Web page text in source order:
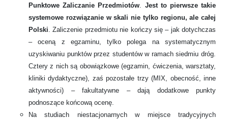
Punktowe Zaliczanie Przedmiotów. Jest to pierwsze takie
systemowe rozwiązanie w skali nie tylko regionu, ale całej
Polski. Zaliczenie przedmiotu nie kończy się – jak dotychczas
– oceną z egzaminu, tylko polega na systematycznym
uzyskiwaniu punktów przez studentów w ramach siedmiu dróg.
Cztery z nich są obowiązkowe (egzamin, ćwiczenia, warsztaty,
kliniki dydaktyczne), zaś pozostałe trzy (MIX, obecność, inne
aktywności) – fakultatywne – dają dodatkowe punkty
podnoszące końcową ocenę.
Na studiach niestacjonarnych w miejsce tradycyjnych